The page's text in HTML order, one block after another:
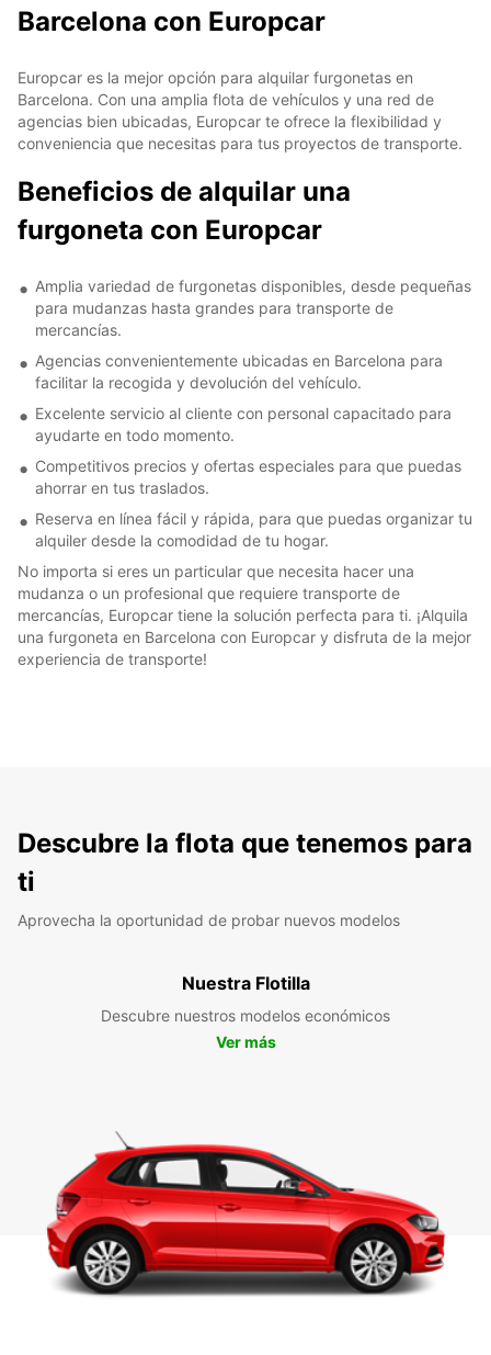
Barcelona con Europcar
Europcar es la mejor opción para alquilar furgonetas en
Barcelona. Con una amplia flota de vehículos y una red de
agencias bien ubicadas, Europcar te ofrece la flexibilidad y
conveniencia que necesitas para tus proyectos de transporte.
Beneficios de alquilar una
furgoneta con Europcar
Amplia variedad de furgonetas disponibles, desde pequeñas
para mudanzas hasta grandes para transporte de
mercancías.
Agencias convenientemente ubicadas en Barcelona para
facilitar la recogida y devolución del vehículo.
Excelente servicio al cliente con personal capacitado para
ayudarte en todo momento.
Competitivos precios y ofertas especiales para que puedas
ahorrar en tus traslados.
Reserva en línea fácil y rápida, para que puedas organizar tu
alquiler desde la comodidad de tu hogar.
No importa si eres un particular que necesita hacer una
mudanza o un profesional que requiere transporte de
mercancías, Europcar tiene la solución perfecta para ti. ¡Alquila
una furgoneta en Barcelona con Europcar y disfruta de la mejor
experiencia de transporte!
Descubre la flota que tenemos para
ti
Aprovecha la oportunidad de probar nuevos modelos
Nuestra Flotilla
Descubre nuestros modelos económicos
Ver más